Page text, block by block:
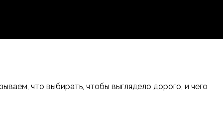
что выбирать, чтобы выглядело дорого, и чего